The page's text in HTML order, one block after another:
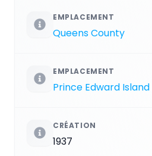
EMPLACEMENT
Queens County
EMPLACEMENT
Prince Edward Island
CRÉATION
1937